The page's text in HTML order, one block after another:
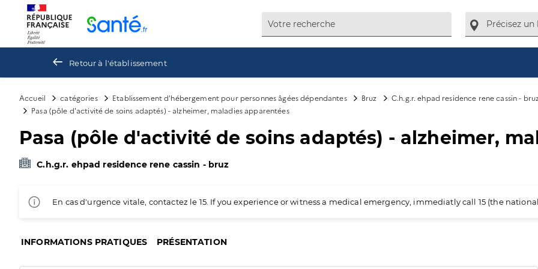
Retour à l'établissement
Accueil catégories Etablissement d'hébergement pour personnes âgées dépendantes Bruz
C.h.g.r. ehpad residence rene cassin -
Pasa (pôle d'activité de soins adaptés) - alzheimer, maladies apparentées
Pasa (pôle d'activité de soins adaptés) - alzheimer,
C.h.g.r. ehpad residence rene cassin - bruz
En cas d'urgence vitale, contactez le 15. If you experience or witness a medical emergency, immediatly call 15 (the
INFORMATIONS PRATIQUES PRÉSENTATION
Panneau de gestion des cookies